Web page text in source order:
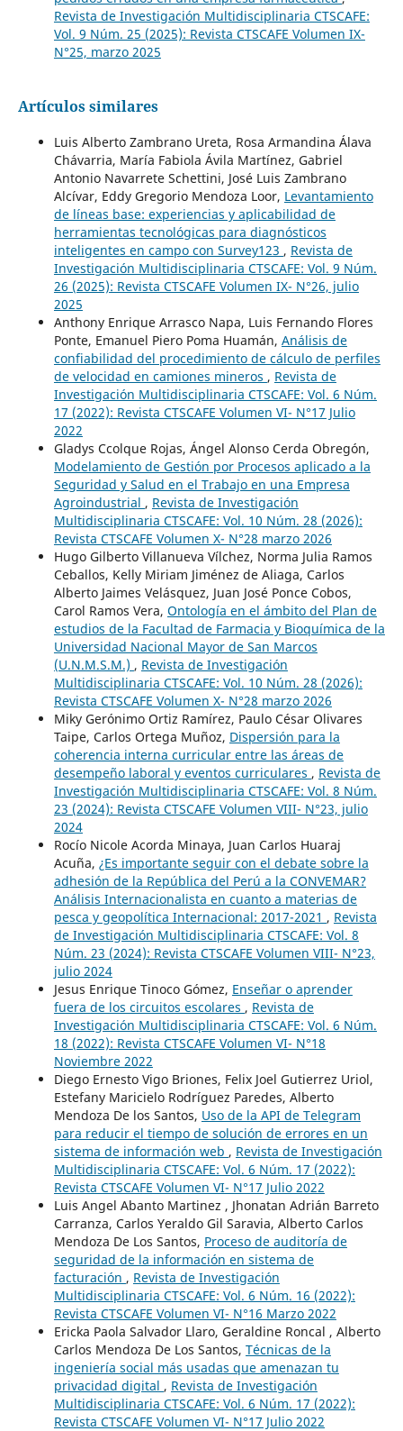
Revista de Investigación Multidisciplinaria CTSCAFE:
Vol. 9 Núm. 25 (2025): Revista CTSCAFE Volumen IX-
N°25, marzo 2025
Artículos similares
Luis Alberto Zambrano Ureta, Rosa Armandina Álava
Chávarria, María Fabiola Ávila Martínez, Gabriel
Antonio Navarrete Schettini, José Luis Zambrano
Alcívar, Eddy Gregorio Mendoza Loor, Levantamiento
de líneas base: experiencias y aplicabilidad de
herramientas tecnológicas para diagnósticos
inteligentes en campo con Survey123 , Revista de
Investigación Multidisciplinaria CTSCAFE: Vol. 9 Núm.
26 (2025): Revista CTSCAFE Volumen IX- N°26, julio
2025
Anthony Enrique Arrasco Napa, Luis Fernando Flores
Ponte, Emanuel Piero Poma Huamán, Análisis de
confiabilidad del procedimiento de cálculo de perfiles
de velocidad en camiones mineros , Revista de
Investigación Multidisciplinaria CTSCAFE: Vol. 6 Núm.
17 (2022): Revista CTSCAFE Volumen VI- N°17 Julio
2022
Gladys Ccolque Rojas, Ángel Alonso Cerda Obregón,
Modelamiento de Gestión por Procesos aplicado a la
Seguridad y Salud en el Trabajo en una Empresa
Agroindustrial , Revista de Investigación
Multidisciplinaria CTSCAFE: Vol. 10 Núm. 28 (2026):
Revista CTSCAFE Volumen X- N°28 marzo 2026
Hugo Gilberto Villanueva Vílchez, Norma Julia Ramos
Ceballos, Kelly Miriam Jiménez de Aliaga, Carlos
Alberto Jaimes Velásquez, Juan José Ponce Cobos,
Carol Ramos Vera, Ontología en el ámbito del Plan de
estudios de la Facultad de Farmacia y Bioquímica de la
Universidad Nacional Mayor de San Marcos
(U.N.M.S.M.) , Revista de Investigación
Multidisciplinaria CTSCAFE: Vol. 10 Núm. 28 (2026):
Revista CTSCAFE Volumen X- N°28 marzo 2026
Miky Gerónimo Ortiz Ramírez, Paulo César Olivares
Taipe, Carlos Ortega Muñoz, Dispersión para la
coherencia interna curricular entre las áreas de
desempeño laboral y eventos curriculares , Revista de
Investigación Multidisciplinaria CTSCAFE: Vol. 8 Núm.
23 (2024): Revista CTSCAFE Volumen VIII- N°23, julio
2024
Rocío Nicole Acorda Minaya, Juan Carlos Huaraj
Acuña, ¿Es importante seguir con el debate sobre la
adhesión de la República del Perú a la CONVEMAR?
Análisis Internacionalista en cuanto a materias de
pesca y geopolítica Internacional: 2017-2021 , Revista
de Investigación Multidisciplinaria CTSCAFE: Vol. 8
Núm. 23 (2024): Revista CTSCAFE Volumen VIII- N°23,
julio 2024
Jesus Enrique Tinoco Gómez, Enseñar o aprender
fuera de los circuitos escolares , Revista de
Investigación Multidisciplinaria CTSCAFE: Vol. 6 Núm.
18 (2022): Revista CTSCAFE Volumen VI- N°18
Noviembre 2022
Diego Ernesto Vigo Briones, Felix Joel Gutierrez Uriol,
Estefany Maricielo Rodríguez Paredes, Alberto
Mendoza De los Santos, Uso de la API de Telegram
para reducir el tiempo de solución de errores en un
sistema de información web , Revista de Investigación
Multidisciplinaria CTSCAFE: Vol. 6 Núm. 17 (2022):
Revista CTSCAFE Volumen VI- N°17 Julio 2022
Luis Angel Abanto Martinez , Jhonatan Adrián Barreto
Carranza, Carlos Yeraldo Gil Saravia, Alberto Carlos
Mendoza De Los Santos, Proceso de auditoría de
seguridad de la información en sistema de
facturación , Revista de Investigación
Multidisciplinaria CTSCAFE: Vol. 6 Núm. 16 (2022):
Revista CTSCAFE Volumen VI- N°16 Marzo 2022
Ericka Paola Salvador Llaro, Geraldine Roncal , Alberto
Carlos Mendoza De Los Santos, Técnicas de la
ingeniería social más usadas que amenazan tu
privacidad digital , Revista de Investigación
Multidisciplinaria CTSCAFE: Vol. 6 Núm. 17 (2022):
Revista CTSCAFE Volumen VI- N°17 Julio 2022